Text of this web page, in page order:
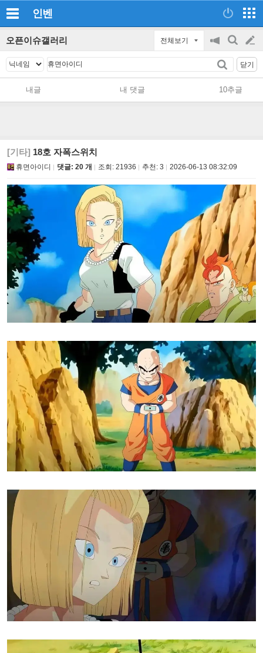
인벤
오픈이슈갤러리 전체보기
공
지
on/off
검
글
쓰
닫기
내글 내 댓글 10추글
[기타] 18호 자폭스위치
휴면아이디 댓글: 20 개 조회: 21936 추천: 3 2026-06-13 08:32:09